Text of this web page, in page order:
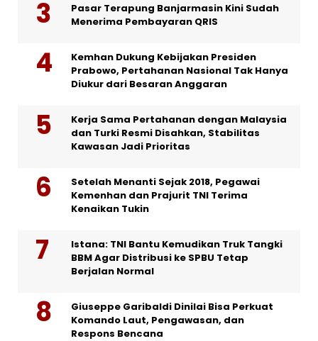
Pasar Terapung Banjarmasin Kini Sudah
Menerima Pembayaran QRIS
Kemhan Dukung Kebijakan Presiden
Prabowo, Pertahanan Nasional Tak Hanya
Diukur dari Besaran Anggaran
Kerja Sama Pertahanan dengan Malaysia
dan Turki Resmi Disahkan, Stabilitas
Kawasan Jadi Prioritas
Setelah Menanti Sejak 2018, Pegawai
Kemenhan dan Prajurit TNI Terima
Kenaikan Tukin
Istana: TNI Bantu Kemudikan Truk Tangki
BBM Agar Distribusi ke SPBU Tetap
Berjalan Normal
Giuseppe Garibaldi Dinilai Bisa Perkuat
Komando Laut, Pengawasan, dan
Respons Bencana